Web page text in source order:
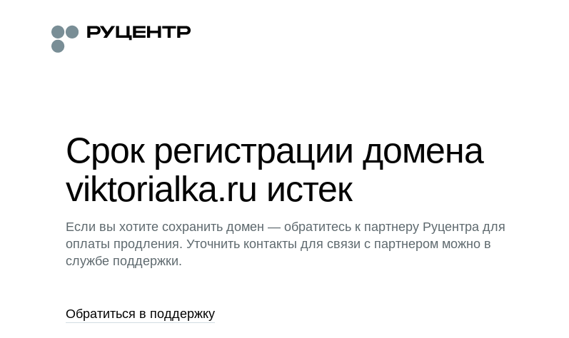
Срок регистрации домена
viktorialka.ru истек
Если вы хотите сохранить домен — обратитесь к партнеру Руцентра для
оплаты продления. Уточнить контакты для связи с партнером можно в
службе поддержки.
Обратиться в поддержку